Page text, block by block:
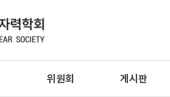
위원회 게시판